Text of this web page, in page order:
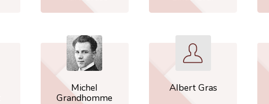
Michel
Grandhomme
Albert Gras